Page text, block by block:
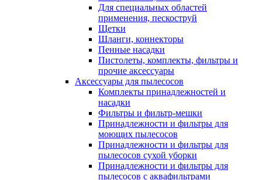
Для специальных областей
применения, пескоструй
Щетки
Шланги, коннекторы
Пенные насадки
Пистолеты, комплекты, фильтры и
прочие аксессуары
Аксессуары для пылесосов
Комплекты принадлежностей и
насадки
Фильтры и фильтр-мешки
Принадлежности и фильтры для
моющих пылесосов
Принадлежности и фильтры для
пылесосов сухой уборки
Принадлежности и фильтры для
пылесосов с аквафильтрами